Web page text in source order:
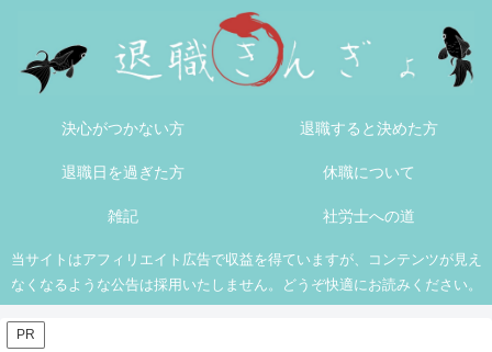
決心がつかない方 退職すると決めた方
退職日を過ぎた方 休職について
雑記 社労士への道
当サイトはアフィリエイト広告で収益を得ていますが、コンテンツが見え
なくなるような公告は採用いたしません。どうぞ快適にお読みください。
PR